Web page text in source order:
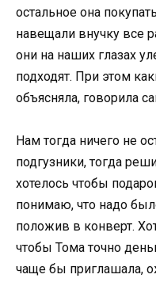
остальное она
навещали внучку все
они на наших глазах
подходят. При этом
объясняла, говорила
Нам тогда ничего не
подгузники, тогда
хотелось чтобы
понимаю, что надо
положив в конверт.
чтобы Тома точно
чаще бы приглашала,